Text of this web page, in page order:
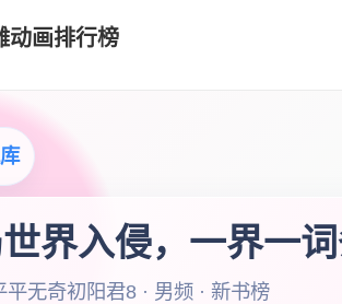
动画排行榜
界入侵，一界一词
平无奇初阳君8 · 男频 · 新书榜